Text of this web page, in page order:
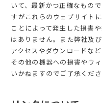
いて、最新かつ正確なもの
すがこれらのウェブサイト
ことによって発生した損害
はありません。また弊社及
アクセスやダウンロードな
その他の機器への損害やウ
いかねますのでご了承くださ